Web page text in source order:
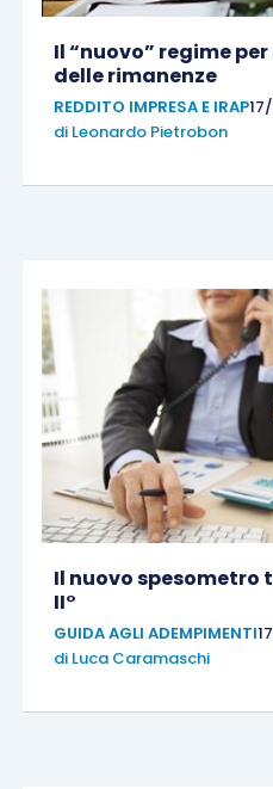
Il “nuovo” regime
delle rimanenze
REDDITO IMPRESA E IRAP
di Leonardo Pietrobon
Il nuovo spesometro
II°
GUIDA AGLI ADEMPIMENTI
di Luca Caramaschi